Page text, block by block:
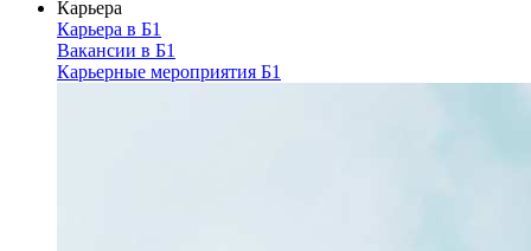
Карьера
Карьера в Б1
Вакансии в Б1
Карьерные мероприятия Б1